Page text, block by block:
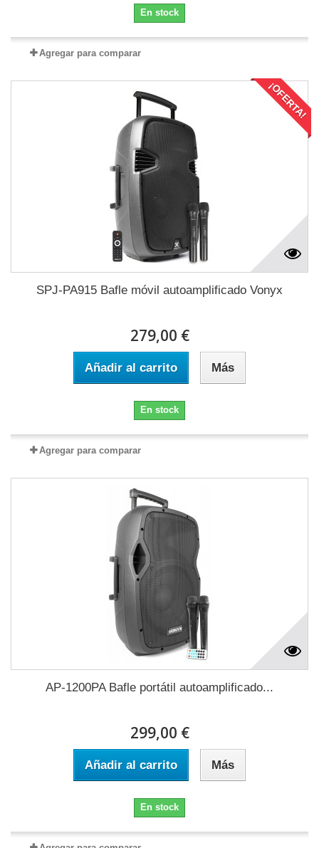
En stock
Agregar para comparar
¡OFERTA!
SPJ-PA915 Bafle móvil autoamplificado Vonyx
279,00 €
Añadir al carrito Más
En stock
Agregar para comparar
AP-1200PA Bafle portátil autoamplificado...
299,00 €
Añadir al carrito Más
En stock